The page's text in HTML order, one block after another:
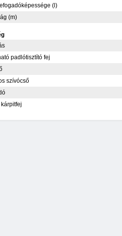
(l)
(m)
padlótisztító fej
szívócső